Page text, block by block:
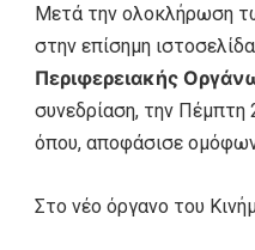
Μετά την ολοκλήρωση
στην επίσημη
Περιφερειακής
συνεδρίαση, την
όπου, αποφάσισε
Στο νέο όργανο του